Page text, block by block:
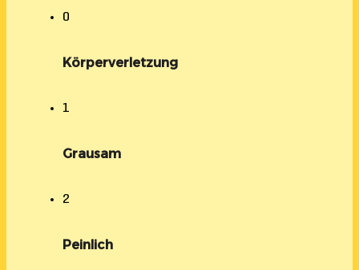
0
Körperverletzung
1
Grausam
2
Peinlich